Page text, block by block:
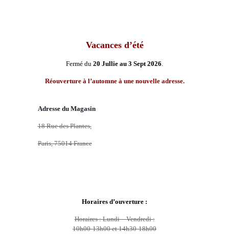
Vacances d’été
Fermé du 20 Jullie au 3 Sept 2026.
Réouverture à l’automne à une nouvelle adresse.
Adresse du Magasin
18 Rue des Plantes,
Paris, 75014 France
Horaires d’ouverture :
Horaires : Lundi – Vendredi :
10h00-13h00 et 14h30-18h00